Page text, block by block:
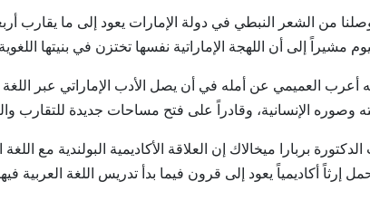
من الشعر النبطي في دولة الإمارات يعود إلى ما يقارب
مشيراً إلى أن اللهجة الإماراتية نفسها تختزن في بنيتها
أعرب العميمي عن أمله في أن يصل الأدب الإماراتي عبر
وصوره الإنسانية، وقادراً على فتح مساحات جديدة للتقارب
بربارا ميخالاك إن العلاقة الأكاديمية البولندية مع
إرثاً أكاديمياً يعود إلى قرون فيما بدأ تدريس اللغة العربية